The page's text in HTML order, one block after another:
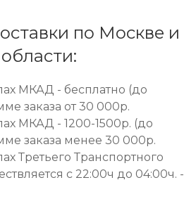
по Москве и
МКАД - бесплатно (до
заказа от 30 000р.
МКАД - 1200-1500р. (до
заказа менее 30 000р.
Третьего Транспортного
с 22:00ч до 04:00ч. -